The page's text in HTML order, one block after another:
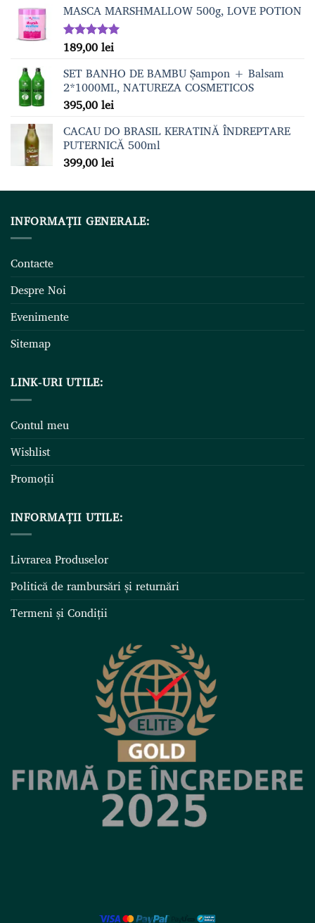
MASCA MARSHMALLOW 500g, LOVE POTION
Evaluat la
5.00din 5
189,00lei
SET BANHO DE BAMBU Șampon + Balsam
2*1000ML, NATUREZA COSMETICOS
395,00lei
CACAU DO BRASIL KERATINĂ ÎNDREPTARE
PUTERNICĂ 500ml
399,00lei
INFORMAȚII GENERALE:
Contacte
Despre Noi
Evenimente
Sitemap
LINK-URI UTILE:
Contul meu
Wishlist
Promoții
INFORMAȚII UTILE:
Livrarea Produselor
Politică de rambursări și returnări
Termeni și Condiții